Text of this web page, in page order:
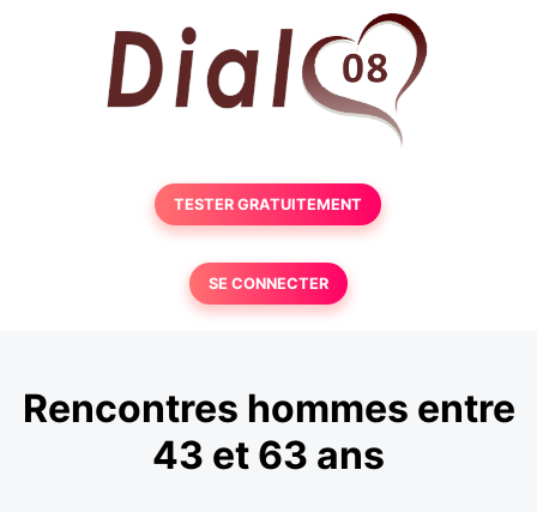
TESTER GRATUITEMENT
SE CONNECTER
Rencontres hommes entre
43 et 63 ans